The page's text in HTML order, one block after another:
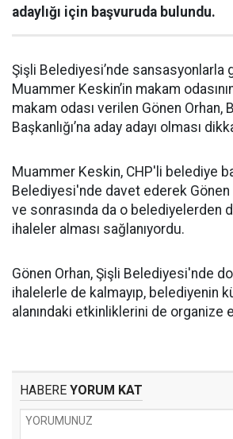
adaylığı için başvuruda bulundu.
Şişli Belediyesi’nde sansasyonlarla
Muammer Keskin’in makam
makam odası verilen Gönen Orhan,
Başkanlığı’na aday adayı olması
Muammer Keskin, CHP'li belediye
Belediyesi'nde davet ederek Gönen
ve sonrasında da o belediyelerden
ihaleler alması sağlanıyordu.
Gönen Orhan, Şişli Belediyesi'nde
ihalelerle de kalmayıp, belediyenin
alanındaki etkinliklerini de organize
HABERE YORUM KAT